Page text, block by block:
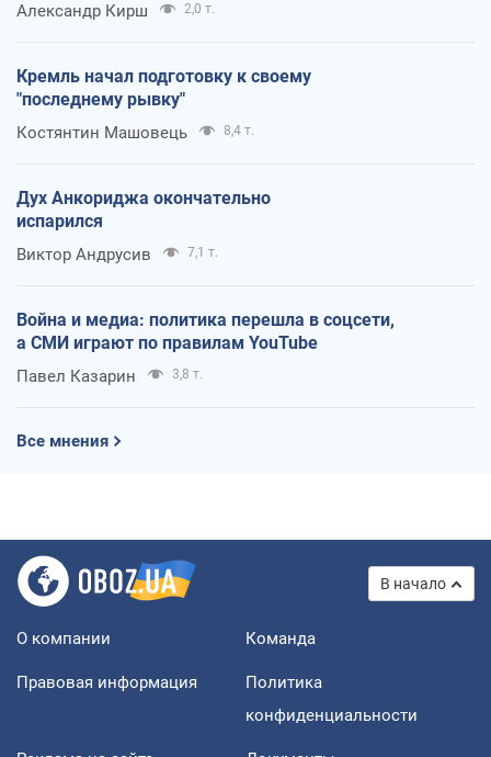
Александр Кирш 2,0 т.
Кремль начал подготовку к своему
"последнему рывку"
Костянтин Машовець 8,4 т.
Дух Анкориджа окончательно
испарился
Виктор Андрусив 7,1 т.
Война и медиа: политика перешла в соцсети,
а СМИ играют по правилам YouTube
Павел Казарин 3,8 т.
Все мнения
В начало
О компании Команда
Правовая информация
Политика
конфиденциальности